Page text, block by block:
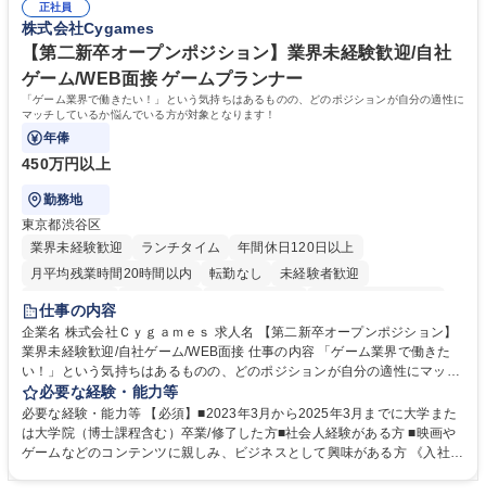
無/年休123日
得出来ております！ 【魅力】■フレックス制度、未経験からでも下限年収
を一律支給！ ■管理業務主任者資格取得後には50,000円/月の手当あり！
学歴・資格 学歴：大学院 大学 高専 短大 専修学校 高校 語学力： 資格：第
一種運転免許普通自動車
正社員
株式会社Cygames
【第二新卒オープンポジション】業界未経験歓迎/自社
ゲーム/WEB面接 ゲームプランナー
「ゲーム業界で働きたい！」という気持ちはあるものの、どのポジションが自分の適性に
マッチしているか悩んでいる方が対象となります！
年俸
450万円以上
勤務地
東京都渋谷区
業界未経験歓迎
ランチタイム
年間休日120日以上
月平均残業時間20時間以内
転勤なし
未経験者歓迎
住宅手当あり
交通費支給
土日祝休み 服装自由 昼食補助あり
第二新卒歓迎
食事補助あり
仕事の内容
企業名 株式会社Ｃｙｇａｍｅｓ 求人名 【第二新卒オープンポジション】
業界未経験歓迎/自社ゲーム/WEB面接 仕事の内容 「ゲーム業界で働きた
い！」という気持ちはあるものの、どのポジションが自分の適性にマッチ
しているか悩んでいる方が対象となります！ 総合職（プランナー/データ
アナリストなど）、技術職（開発エンジニ ア/インフラエンジニアな
ど）、デザイン職（デザイナー/イラストレ ーターなど）等から、面接で
ご希望と適正にマッチしたポジションをご案内いたします。ゲームやエン
必要な経験・能力等
必要な経験・能力等 【必須】■2023年3月から2025年3月までに大学また
は大学院（博士課程含む）卒業/修了した方■社会人経験がある方 ■映画や
ゲームなどのコンテンツに親しみ、ビジネスとして興味がある方 《入社実